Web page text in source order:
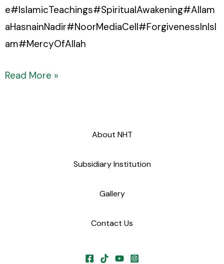
e#IslamicTeachings#SpiritualAwakening#Allam
aHasnainNadir#NoorMediaCell#ForgivenessInIsl
am#MercyOfAllah
Read More »
About NHT
Subsidiary Institution
Gallery
Contact Us